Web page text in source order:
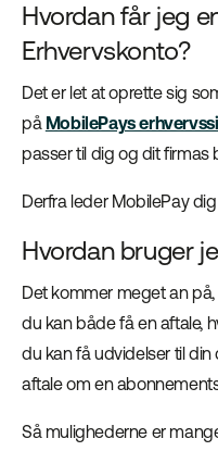
Hvordan får jeg
Erhvervskonto?
Det er let at oprette sig
på MobilePays
passer til dig og dit firmas
Derfra leder MobilePay
Hvordan bruger
Det kommer meget an på,
du kan både få en aftale,
du kan få udvidelser til
aftale om en
Så mulighederne er